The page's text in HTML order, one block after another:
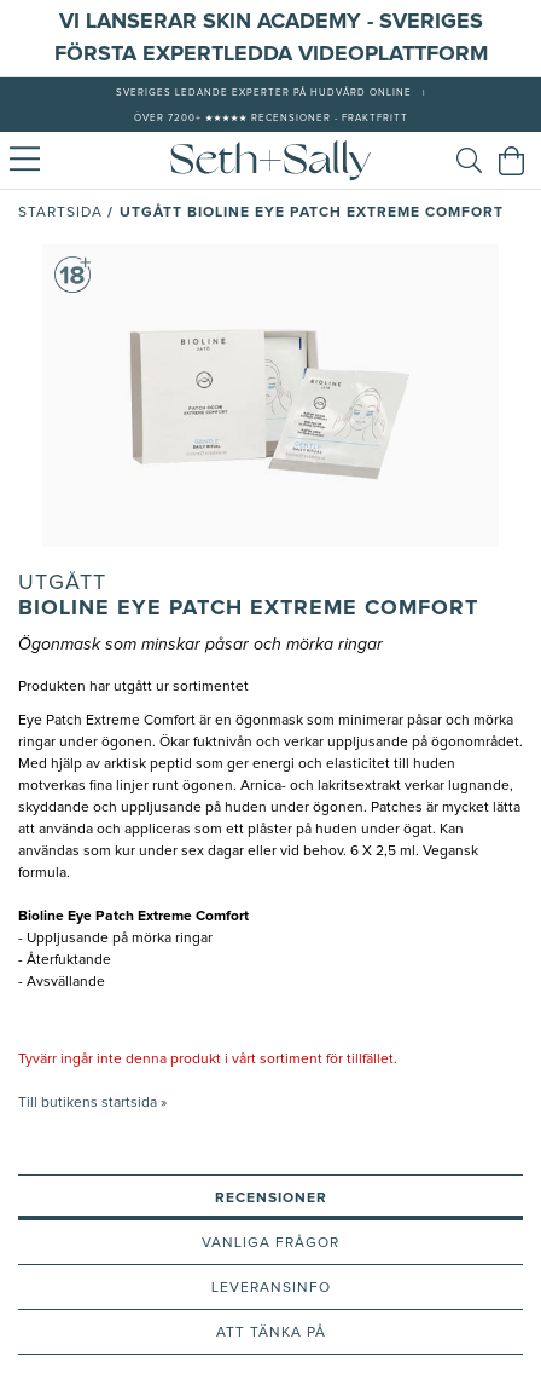
VI LANSERAR SKIN ACADEMY - SVERIGES
FÖRSTA EXPERTLEDDA VIDEOPLATTFORM
SVERIGES LEDANDE EXPERTER PÅ HUDVÅRD ONLINE
ÖVER 7200+ ★★★★★ RECENSIONER - FRAKTFRITT
STARTSIDA / UTGÅTT BIOLINE EYE PATCH EXTREME COMFORT
UTGÅTT
BIOLINE EYE PATCH EXTREME COMFORT
Ögonmask som minskar påsar och mörka ringar
Produkten har utgått ur sortimentet
Eye Patch Extreme Comfort är en ögonmask som minimerar påsar och mörka
ringar under ögonen. Ökar fuktnivån och verkar uppljusande på ögonområdet.
Med hjälp av arktisk peptid som ger energi och elasticitet till huden
motverkas fina linjer runt ögonen. Arnica- och lakritsextrakt verkar lugnande,
skyddande och uppljusande på huden under ögonen. Patches är mycket lätta
att använda och appliceras som ett plåster på huden under ögat. Kan
användas som kur under sex dagar eller vid behov. 6 X 2,5 ml. Vegansk
formula.
Bioline Eye Patch Extreme Comfort
- Uppljusande på mörka ringar
- Återfuktande
- Avsvällande
Tyvärr ingår inte denna produkt i vårt sortiment för tillfället.
Till butikens startsida »
RECENSIONER
VANLIGA FRÅGOR
LEVERANSINFO
ATT TÄNKA PÅ